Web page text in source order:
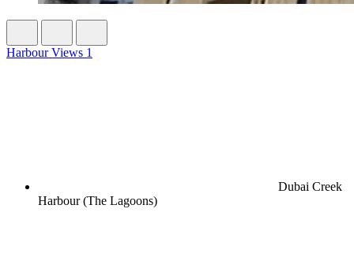
Harbour Views 1
Dubai Creek
Harbour (The Lagoons)